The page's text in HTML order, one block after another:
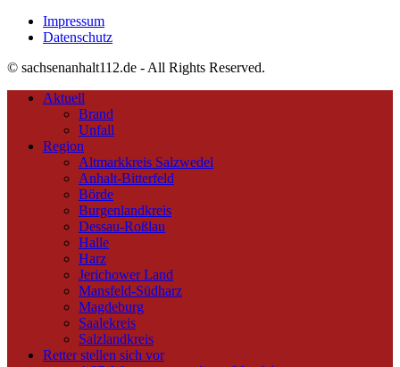
Impressum
Datenschutz
© sachsenanhalt112.de - All Rights Reserved.
Aktuell
Brand
Unfall
Region
Altmarkkreis Salzwedel
Anhalt-Bitterfeld
Börde
Burgenlandkreis
Dessau-Roßlau
Halle
Harz
Jerichower Land
Mansfeld-Südharz
Magdeburg
Saalekreis
Salzlandkreis
Retter stellen sich vor